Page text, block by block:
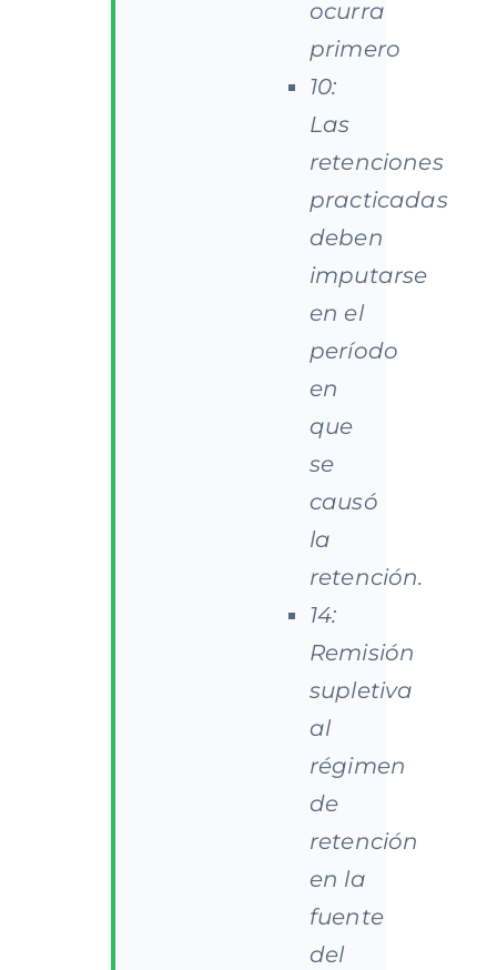
ocurra
primero
10:
Las
retenciones
practicadas
deben
imputarse
en el
período
en
que
se
causó
la
retención.
14:
Remisión
supletiva
al
régimen
de
retención
en la
fuente
del